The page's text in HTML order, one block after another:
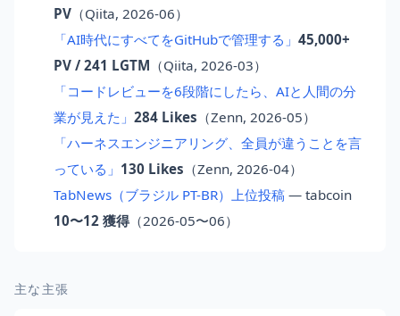
PV （Qiita, 2026-06）
「AI時代にすべてをGitHubで管理する」 45,000+
PV / 241 LGTM （Qiita, 2026-03）
「コードレビューを6段階にしたら、AIと人間の分
業が見えた」 284 Likes （Zenn, 2026-05）
「ハーネスエンジニアリング、全員が違うことを言
っている」 130 Likes （Zenn, 2026-04）
TabNews（ブラジル PT-BR）上位投稿 — tabcoin
10〜12 獲得（2026-05〜06）
主な主張